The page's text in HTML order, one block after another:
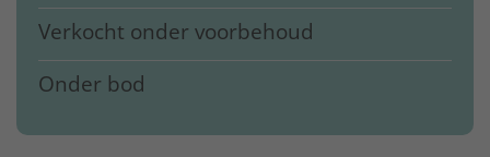
Verkocht onder voorbehoud
Onder bod